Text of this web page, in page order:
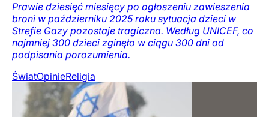
Prawie dziesięć miesięcy po ogłoszeniu zawieszenia
broni w październiku 2025 roku sytuacja dzieci w
Strefie Gazy pozostaje tragiczna. Według UNICEF, co
najmniej 300 dzieci zginęło w ciągu 300 dni od
podpisania porozumienia.
ŚwiatOpinieReligia